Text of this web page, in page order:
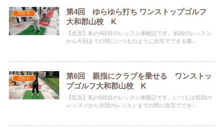
250.K
第4回 ゆらゆら打ち ワンストップゴルフ
大和郡山校 K
【近況】私の4回目のレッスン体験記です。前回のレッスン
から今回までの間にいつものように自宅でできる素...
250.K
第6回 親指にクラブを乗せる ワンストッ
プゴルフ大和郡山校 K
【近況】私の6回目のレッスン体験記です。いつもは前回の
レッスンから次回のレッスンまでの間に自宅ででき...